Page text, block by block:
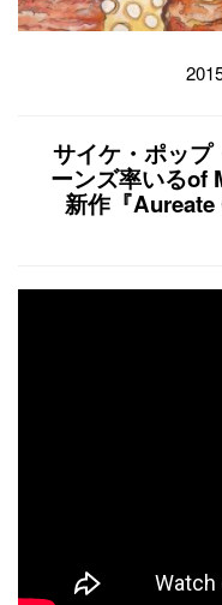
サイケ・ポップ
ーンズ率いるof
新作『